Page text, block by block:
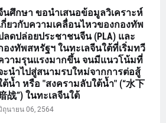
นศึกษา ขอนำเสนอข้อมูลวิเคราะห์
กี่ยวกับความเคลื่อนไหวของกองทัพ
ลดปล่อยประชาชนจีน (PLA) และ
องทัพสหรัฐฯ ในทะเลจีนใต้ที่เริ่มทวี
วามรุนแรงมากขึ้น จนมีแนวโน้มที่
ะนำไปสู่สนามรบใหม่จากการต่อสู้
ต้น้ำ หรือ "สงครามลับใต้น้ำ" (“水下
战”) ในทะเลจีนใต้
ถุนายน 06, 2564